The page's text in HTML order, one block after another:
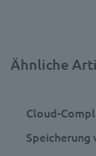
Ähnliche
Cloud-
Speicherung